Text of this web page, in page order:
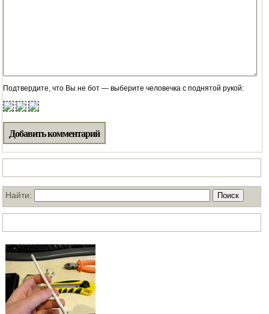
Подтвердите, что Вы не бот — выберите человечка с поднятой рукой:
Найти: